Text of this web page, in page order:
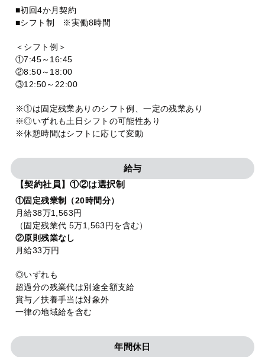
■初回4か月契約
■シフト制 ※実働8時間
＜シフト例＞
①7:45～16:45
②8:50～18:00
③12:50～22:00
※①は固定残業ありのシフト例、一定の残業あり
※◎いずれも土日シフトの可能性あり
※休憩時間はシフトに応じて変動
給与
【契約社員】①②は選択制
①固定残業制（20時間分）
月給38万1,563円
（固定残業代 5万1,563円を含む）
②原則残業なし
月給33万円
◎いずれも
超過分の残業代は別途全額支給
賞与／扶養手当は対象外
一律の地域給を含む
年間休日